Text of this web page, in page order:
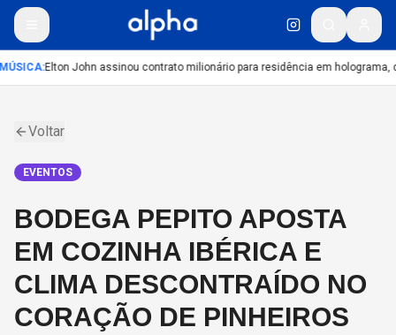
:Elton John assinou contrato milionário para residência em holograma,
Voltar
EVENTOS
BODEGA PEPITO APOSTA
EM COZINHA IBÉRICA E
CLIMA DESCONTRAÍDO NO
CORAÇÃO DE PINHEIROS